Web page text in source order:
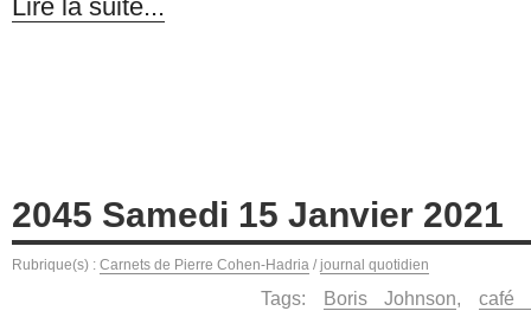
Lire la suite...
2045 Samedi 15 Janvier 2021
Rubrique(s) : Carnets de Pierre Cohen-Hadria / journal quotidien
Tags: Boris Johnson,café